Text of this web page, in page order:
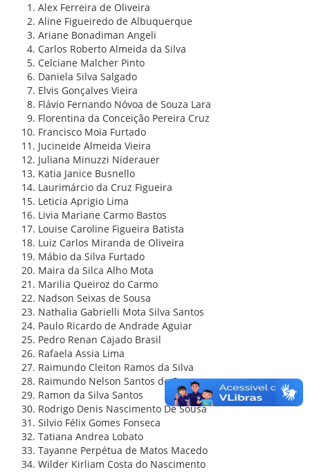
Alex Ferreira de Oliveira
Aline Figueiredo de Albuquerque
Ariane Bonadiman Angeli
Carlos Roberto Almeida da Silva
Celciane Malcher Pinto
Daniela Silva Salgado
Elvis Gonçalves Vieira
Flávio Fernando Nóvoa de Souza Lara
Florentina da Conceição Pereira Cruz
Francisco Moia Furtado
Jucineide Almeida Vieira
Juliana Minuzzi Niderauer
Katia Janice Busnello
Laurimárcio da Cruz Figueira
Leticia Aprigio Lima
Livia Mariane Carmo Bastos
Louise Caroline Figueira Batista
Luiz Carlos Miranda de Oliveira
Mábio da Silva Furtado
Maira da Silca Alho Mota
Marilia Queiroz do Carmo
Nadson Seixas de Sousa
Nathalia Gabrielli Mota Silva Santos
Paulo Ricardo de Andrade Aguiar
Pedro Renan Cajado Brasil
Rafaela Assia Lima
Raimundo Cleiton Ramos da Silva
Raimundo Nelson Santos de Sousa
Ramon da Silva Santos
Rodrigo Denis Nascimento De Sousa
Silvio Félix Gomes Fonseca
Tatiana Andrea Lobato
Tayanne Perpétua de Matos Macedo
Wilder Kirliam Costa do Nascimento